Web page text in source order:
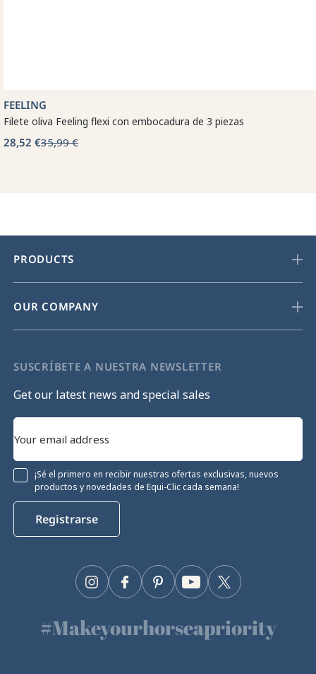
FEELING
Filete oliva Feeling flexi con embocadura de 3 piezas
28,52 €35,99 €
PRODUCTS
OUR COMPANY
SUSCRÍBETE A NUESTRA NEWSLETTER
Get our latest news and special sales
¡Sé el primero en recibir nuestras ofertas exclusivas, nuevos
productos y novedades de Equi-Clic cada semana!
Registrarse
Facebook Twitter
YouTube
Pinterest
Instagram
#Makeyourhorseapriority